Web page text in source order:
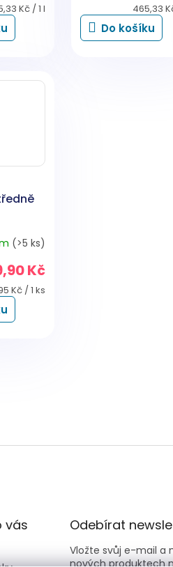
Kč / 1 l
Měrná
cena:
465,33
Do košíku
(>5 ks)
Kč
Kč / 1 ks
c
p
vás Odebírat
Vložte svůj e-mail a
nových produktech